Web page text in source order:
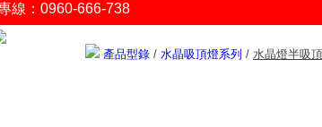
線：0960-666-738
產品型錄 / 水晶吸頂燈系列 / 水晶燈半吸